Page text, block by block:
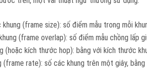
(frame size): số điểm mẫu trong mỗi
(frame overlap): số điểm mẫu chồng lấp
(hoặc kích thước hop): bằng với kích thước
(frame rate): số các khung trên một giây,